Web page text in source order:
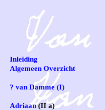
Inleiding
Algemeen Overzicht
? van Damme (I)
Adriaan(II a)